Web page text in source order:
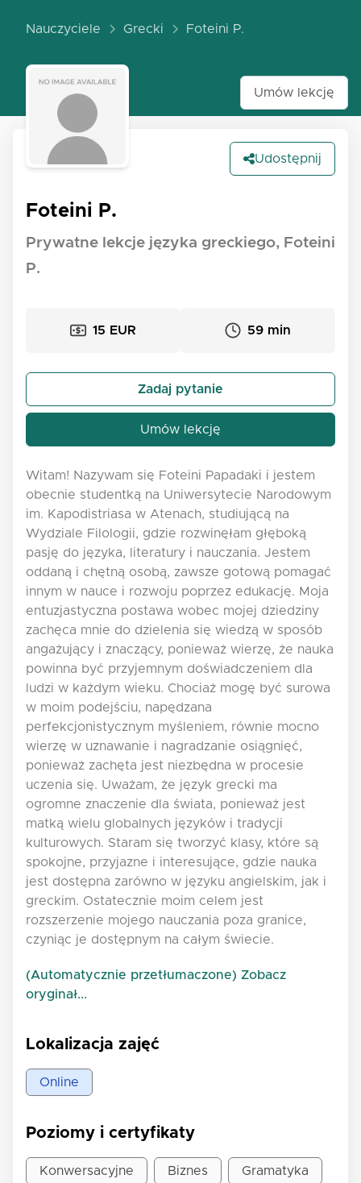
Nauczyciele Grecki Foteini P.
Umów lekcję
Udostępnij
Foteini P.
Prywatne lekcje języka greckiego, Foteini
P.
15 EUR 59 min
Zadaj pytanie
Umów lekcję
Witam! Nazywam się Foteini Papadaki i jestem
obecnie studentką na Uniwersytecie Narodowym
im. Kapodistriasa w Atenach, studiującą na
Wydziale Filologii, gdzie rozwinęłam głęboką
pasję do języka, literatury i nauczania. Jestem
oddaną i chętną osobą, zawsze gotową pomagać
innym w nauce i rozwoju poprzez edukację. Moja
entuzjastyczna postawa wobec mojej dziedziny
zachęca mnie do dzielenia się wiedzą w sposób
angażujący i znaczący, ponieważ wierzę, że nauka
powinna być przyjemnym doświadczeniem dla
ludzi w każdym wieku. Chociaż mogę być surowa
w moim podejściu, napędzana
perfekcjonistycznym myśleniem, równie mocno
wierzę w uznawanie i nagradzanie osiągnięć,
ponieważ zachęta jest niezbędna w procesie
uczenia się. Uważam, że język grecki ma
ogromne znaczenie dla świata, ponieważ jest
matką wielu globalnych języków i tradycji
kulturowych. Staram się tworzyć klasy, które są
spokojne, przyjazne i interesujące, gdzie nauka
jest dostępna zarówno w języku angielskim, jak i
greckim. Ostatecznie moim celem jest
rozszerzenie mojego nauczania poza granice,
czyniąc je dostępnym na całym świecie.
(Automatycznie przetłumaczone) Zobacz
oryginał...
Lokalizacja zajęć
Online
Poziomy i certyfikaty
Konwersacyjne Biznes Gramatyka